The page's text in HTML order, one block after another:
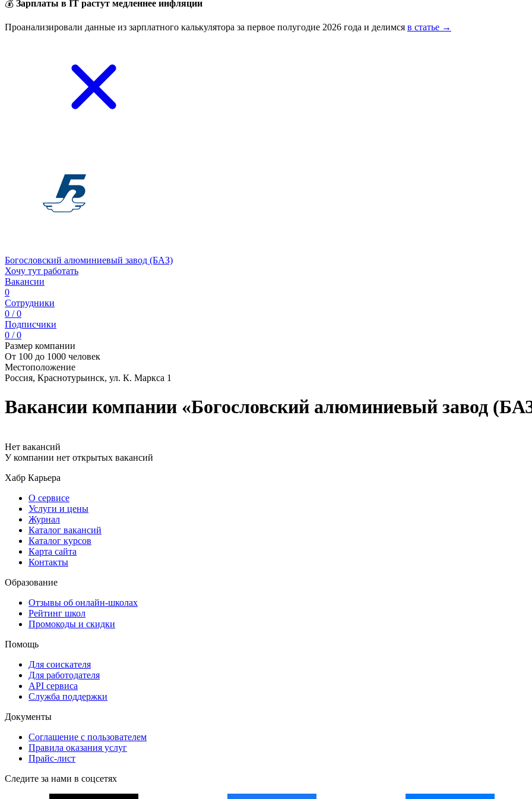
💰 Зарплаты в IT растут медленнее инфляции
Проанализировали данные из зарплатного калькулятора за первое полугодие 2026 года и делимся в статье →
Богословский алюминиевый завод (БАЗ)
Хочу тут работать
Вакансии
0
Сотрудники
0 / 0
Подписчики
0 / 0
Размер компании
От 100 до 1000 человек
Местоположение
Россия, Краснотурьинск, ул. К. Маркса 1
Вакансии компании «Богословский алюминиевый завод
Нет вакансий
У компании нет открытых вакансий
Хабр Карьера
О сервисе
Услуги и цены
Журнал
Каталог вакансий
Каталог курсов
Карта сайта
Контакты
Образование
Отзывы об онлайн-школах
Рейтинг школ
Промокоды и скидки
Помощь
Для соискателя
Для работодателя
API сервиса
Служба поддержки
Документы
Соглашение с пользователем
Правила оказания услуг
Прайс-лист
Следите за нами в соцсетях